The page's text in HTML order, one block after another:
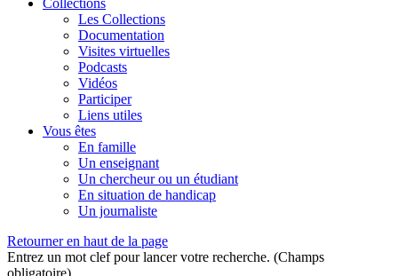
Collections
Les Collections
Documentation
Visites virtuelles
Podcasts
Vidéos
Participer
Liens utiles
Vous êtes
En famille
Un enseignant
Un chercheur ou un étudiant
En situation de handicap
Un journaliste
Retourner en haut de la page
Entrez un mot clef pour lancer votre recherche. (Champs